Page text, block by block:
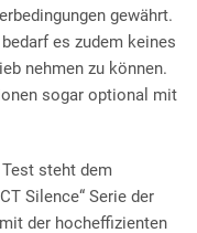
gewährt.
es zudem keines
nehmen zu können.
sogar optional mit
steht dem
Silence“ Serie der
der hocheffizienten